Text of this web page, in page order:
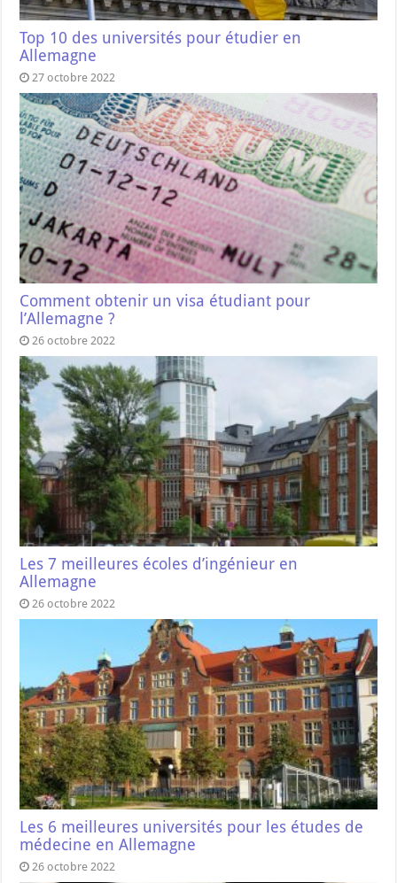
Top 10 des universités pour étudier en
Allemagne
27 octobre 2022
Comment obtenir un visa étudiant pour
l’Allemagne ?
26 octobre 2022
Les 7 meilleures écoles d’ingénieur en
Allemagne
26 octobre 2022
Les 6 meilleures universités pour les études de
médecine en Allemagne
26 octobre 2022